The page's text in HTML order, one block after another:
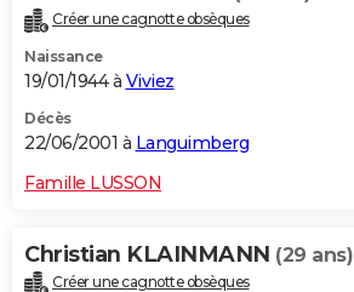
Créer une cagnotte obsèques
Naissance
19/01/1944 à Viviez
Décès
22/06/2001 à Languimberg
Famille LUSSON
Christian KLAINMANN (29 ans)
Créer une cagnotte obsèques